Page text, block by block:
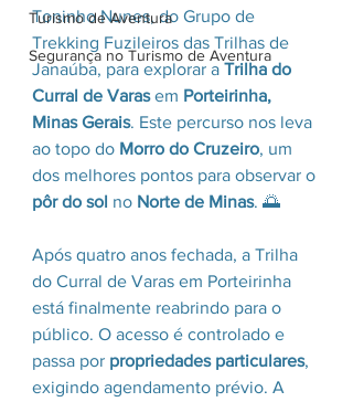
Turismo de Aventura
Segurança no Turismo de Aventura
Toninho Nunes, do Grupo de
Trekking Fuzileiros das Trilhas de
Janaúba, para explorar a Trilha do
Curral de Varas em Porteirinha,
Minas Gerais. Este percurso nos leva
ao topo do Morro do Cruzeiro, um
dos melhores pontos para observar o
pôr do sol no Norte de Minas. 🌅
Após quatro anos fechada, a Trilha
do Curral de Varas em Porteirinha
está finalmente reabrindo para o
público. O acesso é controlado e
passa por propriedades particulares,
exigindo agendamento prévio. A